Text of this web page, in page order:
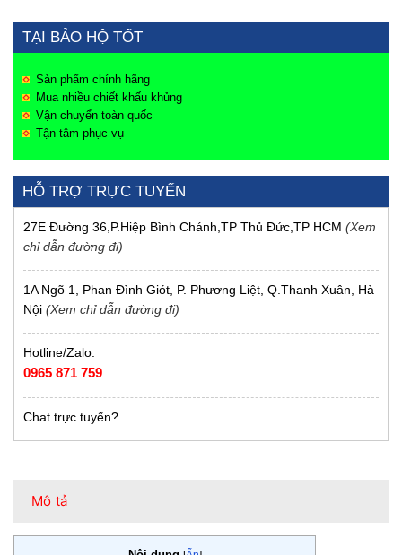
TẠI BẢO HỘ TỐT
Sản phẩm chính hãng
Mua nhiều chiết khấu khủng
Vận chuyển toàn quốc
Tận tâm phục vụ
HỖ TRỢ TRỰC TUYẾN
27E Đường 36,P.Hiệp Bình Chánh,TP Thủ Đức,TP HCM (Xem
chỉ dẫn đường đi)
1A Ngõ 1, Phan Đình Giót, P. Phương Liệt, Q.Thanh Xuân, Hà
Nội (Xem chỉ dẫn đường đi)
Hotline/Zalo:
0965 871 759
Chat trực tuyến?
Mô tả